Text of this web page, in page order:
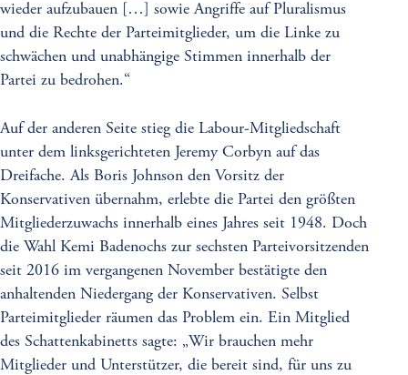
wieder aufzubauen […] sowie Angriffe auf Pluralismus
und die Rechte der Parteimitglieder, um die Linke zu
schwächen und unabhängige Stimmen innerhalb der
Partei zu bedrohen.“
Auf der anderen Seite stieg die Labour-Mitgliedschaft
unter dem linksgerichteten Jeremy Corbyn auf das
Dreifache. Als Boris Johnson den Vorsitz der
Konservativen übernahm, erlebte die Partei den größten
Mitgliederzuwachs innerhalb eines Jahres seit 1948. Doch
die Wahl Kemi Badenochs zur sechsten Parteivorsitzenden
seit 2016 im vergangenen November bestätigte den
anhaltenden Niedergang der Konservativen. Selbst
Parteimitglieder räumen das Problem ein. Ein Mitglied
des Schattenkabinetts sagte: „Wir brauchen mehr
Mitglieder und Unterstützer, die bereit sind, für uns zu